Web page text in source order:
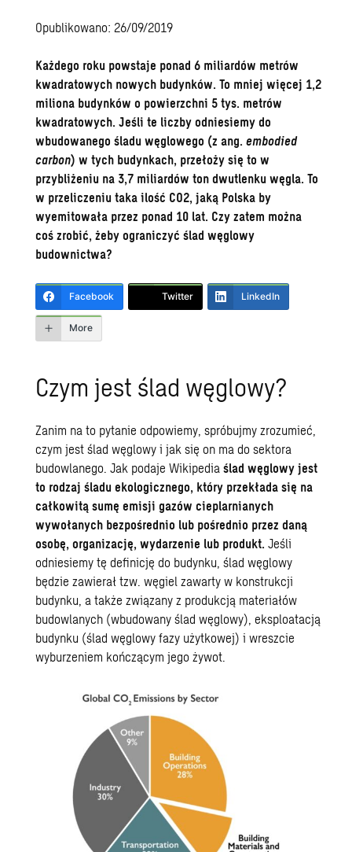
Opublikowano: 26/09/2019
Każdego roku powstaje ponad 6 miliardów metrów
kwadratowych nowych budynków. To mniej więcej 1,2
miliona budynków o powierzchni 5 tys. metrów
kwadratowych. Jeśli te liczby odniesiemy do
wbudowanego śladu węglowego (z ang.embodied
carbon) w tych budynkach, przełoży się to w
przybliżeniu na 3,7 miliardów ton dwutlenku węgla. To
w przeliczeniu taka ilość CO2, jaką Polska by
wyemitowała przez ponad 10 lat. Czy zatem można
coś zrobić, żeby ograniczyć ślad węglowy
budownictwa?
Facebook Twitter LinkedIn
More
Czym jest ślad węglowy?
Zanim na to pytanie odpowiemy, spróbujmy zrozumieć,
czym jest ślad węglowy i jak się on ma do sektora
budowlanego. Jak podaje Wikipediaślad węglowy jest
to rodzaj śladu ekologicznego, który przekłada się na
całkowitą sumę emisji gazów cieplarnianych
wywołanych bezpośrednio lub pośrednio przez daną
osobę, organizację, wydarzenie lub produkt. Jeśli
odniesiemy tę definicję do budynku, ślad węglowy
będzie zawierał tzw. węgiel zawarty w konstrukcji
budynku, a także związany z produkcją materiałów
budowlanych (wbudowany ślad węglowy), eksploatacją
budynku (ślad węglowy fazy użytkowej) i wreszcie
wyburzeniem kończącym jego żywot.